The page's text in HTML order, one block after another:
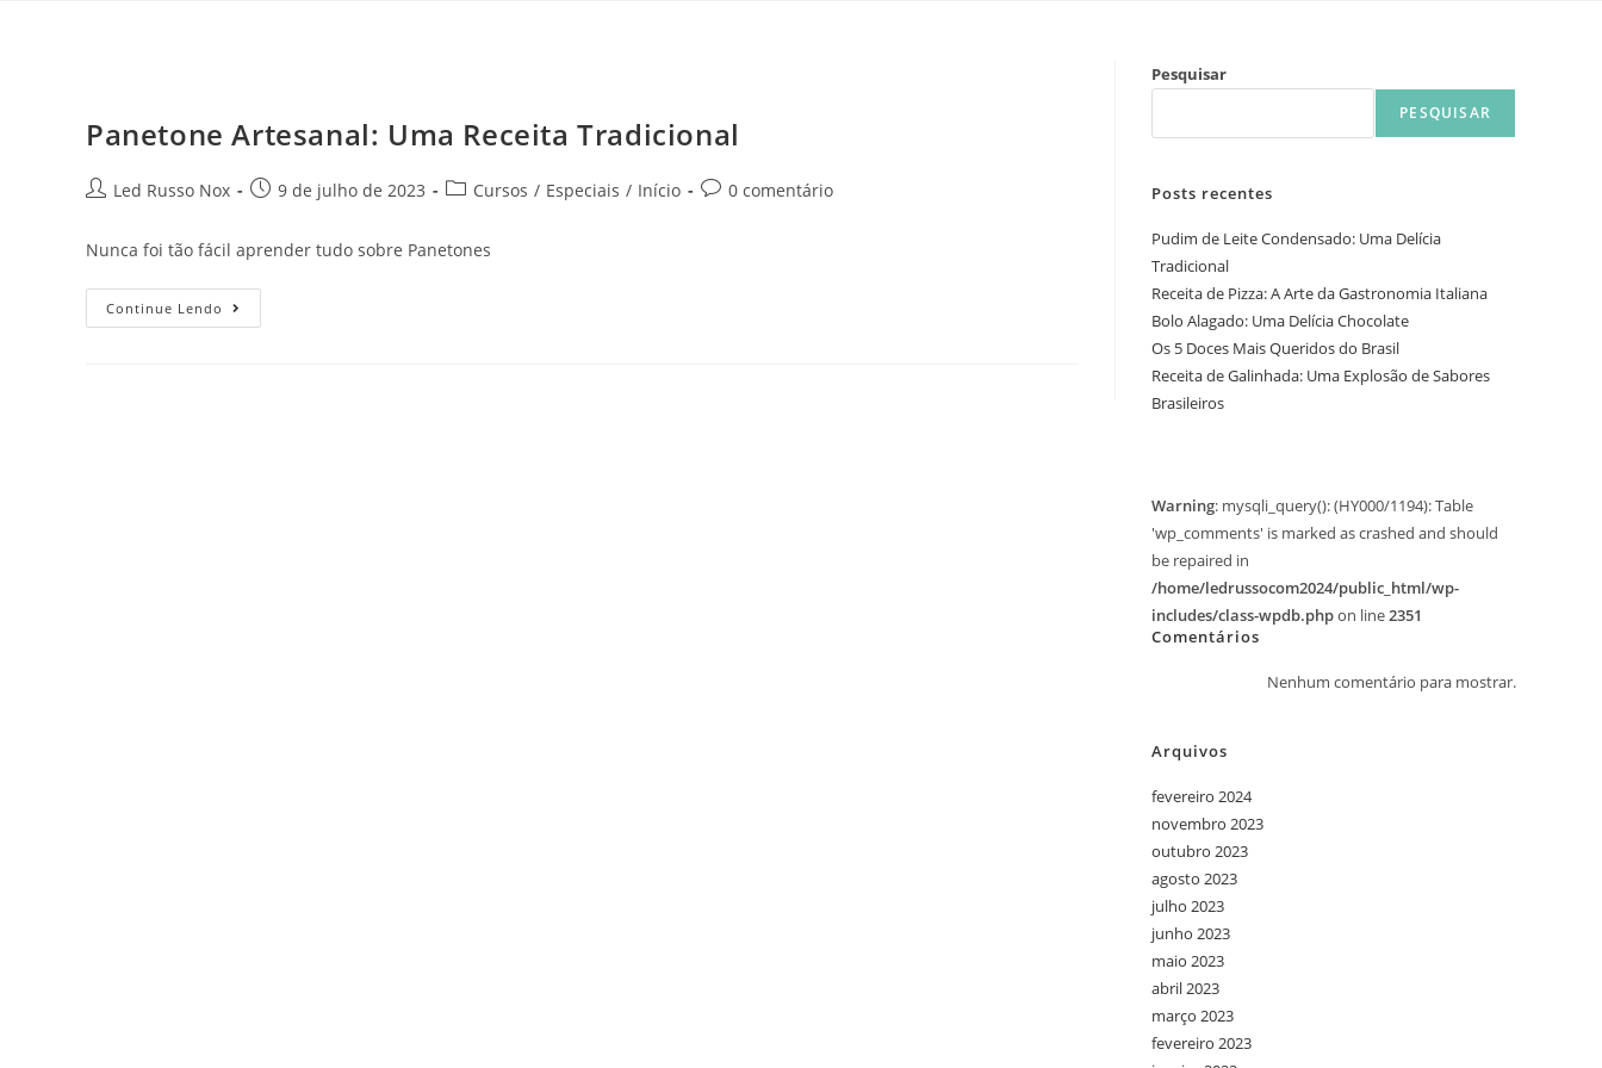
Panetone Artesanal: Uma Receita Tradicional
Led Russo Nox 9 de julho de 2023 Cursos / Especiais / Início 0 comentário
Nunca foi tão fácil aprender tudo sobre Panetones
Continue Lendo
Pesquisar
PESQUISAR
Posts recentes
Pudim de Leite Condensado: Uma Delícia
Tradicional
Receita de Pizza: A Arte da Gastronomia Italiana
Bolo Alagado: Uma Delícia Chocolate
Os 5 Doces Mais Queridos do Brasil
Receita de Galinhada: Uma Explosão de Sabores
Brasileiros
Warning: mysqli_query(): (HY000/1194): Table
'wp_comments' is marked as crashed and should
be repaired in
/home/ledrussocom2024/public_html/wp-
includes/class-wpdb.phpon line2351
Comentários
Nenhum comentário para mostrar.
Arquivos
fevereiro 2024
novembro 2023
outubro 2023
agosto 2023
julho 2023
junho 2023
maio 2023
abril 2023
março 2023
fevereiro 2023